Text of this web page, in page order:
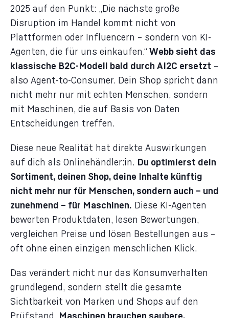
2025 auf den Punkt: „Die nächste große
Disruption im Handel kommt nicht von
Plattformen oder Influencern – sondern von KI-
Agenten, die für uns einkaufen.“ Webb sieht das
klassische B2C-Modell bald durch AI2C ersetzt –
also Agent-to-Consumer. Dein Shop spricht dann
nicht mehr nur mit echten Menschen, sondern
mit Maschinen, die auf Basis von Daten
Entscheidungen treffen.
Diese neue Realität hat direkte Auswirkungen
auf dich als Onlinehändler:in. Du optimierst dein
Sortiment, deinen Shop, deine Inhalte künftig
nicht mehr nur für Menschen, sondern auch – und
zunehmend – für Maschinen. Diese KI-Agenten
bewerten Produktdaten, lesen Bewertungen,
vergleichen Preise und lösen Bestellungen aus –
oft ohne einen einzigen menschlichen Klick.
Das verändert nicht nur das Konsumverhalten
grundlegend, sondern stellt die gesamte
Sichtbarkeit von Marken und Shops auf den
Prüfstand. Maschinen brauchen saubere,